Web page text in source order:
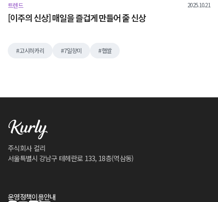
트렌드 2025.10.21
[이주의 신상] 매일을 즐겁게 만들어 줄 신상
고시히카리 7일향미 햅쌀
주식회사 컬리
서울특별시 강남구 테헤란로 133, 18층(역삼동)
운영정책이용안내